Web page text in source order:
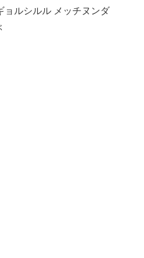
ョルシルル メッチヌンダ